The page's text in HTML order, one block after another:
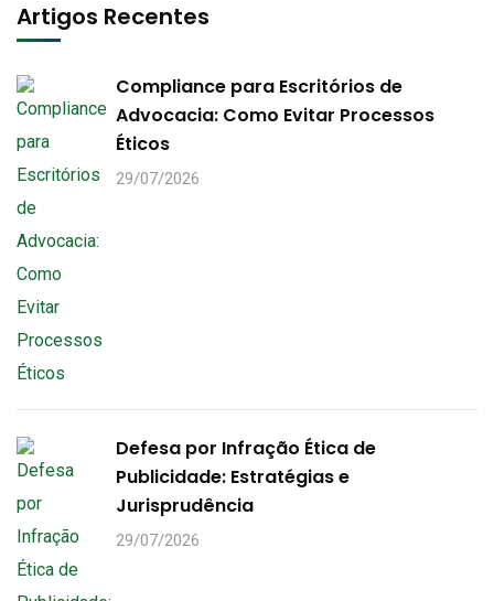
Artigos Recentes
Compliance para Escritórios de
Advocacia: Como Evitar Processos
Éticos
29/07/2026
Defesa por Infração Ética de
Publicidade: Estratégias e
Jurisprudência
29/07/2026